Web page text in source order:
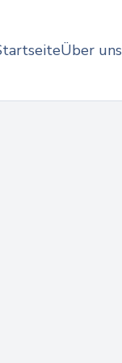
Über uns